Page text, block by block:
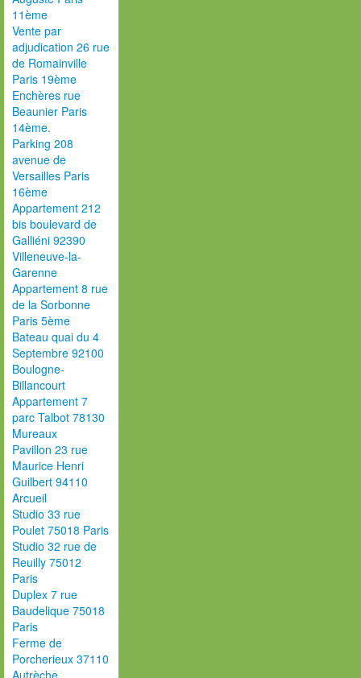
11ème
Vente par
adjudication 26 rue
de Romainville
Paris 19ème
Enchères rue
Beaunier Paris
14ème.
Parking 208
avenue de
Versailles Paris
16ème
Appartement 212
bis boulevard de
Galliéni 92390
Villeneuve-la-
Garenne
Appartement 8 rue
de la Sorbonne
Paris 5ème
Bateau quai du 4
Septembre 92100
Boulogne-
Billancourt
Appartement 7
parc Talbot 78130
Mureaux
Pavillon 23 rue
Maurice Henri
Guilbert 94110
Arcueil
Studio 33 rue
Poulet 75018 Paris
Studio 32 rue de
Reuilly 75012
Paris
Duplex 7 rue
Baudelique 75018
Paris
Ferme de
Porcherieux 37110
Autrèche